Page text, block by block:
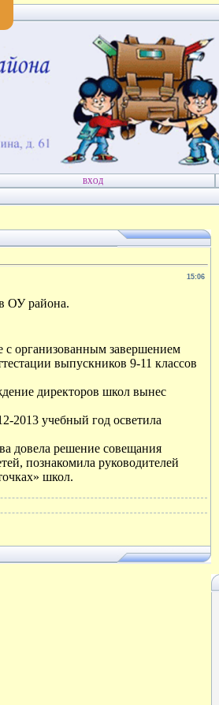
ВХОД
15:06
ОУ района.
организованным завершением
выпускников 9-11 классов
директоров школ вынес
2013 учебный год осветила
довела решение совещания
познакомила руководителей
школ.